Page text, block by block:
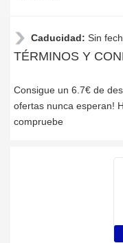
Caducidad: Sin
TÉRMINOS Y
Consigue un 6.7€ de
ofertas nunca esperan!
compruebe